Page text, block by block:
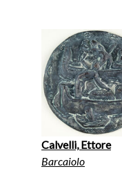
Calvelli, Ettore
Barcaiolo